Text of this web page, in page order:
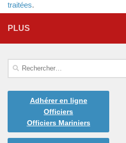
traitées.
PLUS
Rechercher :
Adhérer en ligne
Officiers
Officiers Mariniers